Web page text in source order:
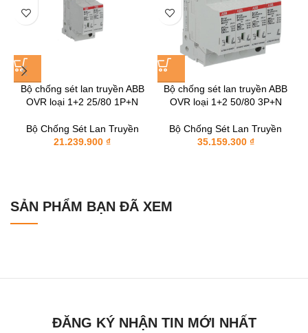
Bộ chống sét lan truyền ABB
OVR loại 1+2 25/80 1P+N
Bộ Chống Sét Lan Truyền
21.239.900 ₫
Bộ chống sét lan truyền ABB
OVR loại 1+2 50/80 3P+N
Bộ Chống Sét Lan Truyền
35.159.300 ₫
SẢN PHẨM BẠN ĐÃ XEM
ĐĂNG KÝ NHẬN TIN MỚI NHẤT